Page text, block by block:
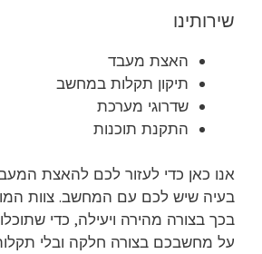
שירותינו
האצת מעבד
תיקון תקלות במחשב
שדרוגי מערכת
התקנת תוכנות
אנו כאן כדי לעזור לכם להאצת
בעיה שיש לכם עם המחשב. צוות
בכך בצורה מהירה ויעילה, כדי
על מחשבכם בצורה חלקה ובלי